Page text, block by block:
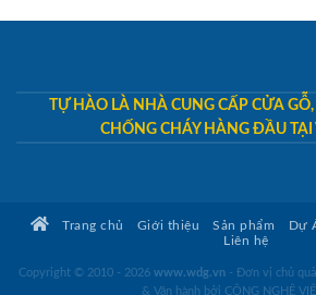
TỰ HÀO LÀ NHÀ CUNG CẤP CỬA
CHỐNG CHÁY HÀNG ĐẦU TẠI
Trang chủ Giới thiệu Sản phẩm Dự
Liên hệ
Copyright © 2010 - 2026 www.wdg.vn - Đơn vị chủ
& Vận hành bởi CÔNG NGHỆ